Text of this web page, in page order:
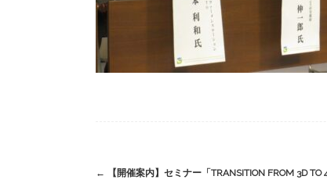
Post
←
【開催案内】セミナー「TRANSITION FROM 3D TO